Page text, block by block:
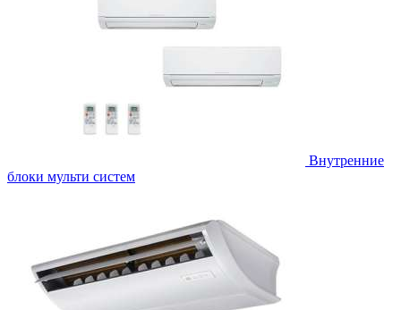
Внутренние
блоки мульти систем